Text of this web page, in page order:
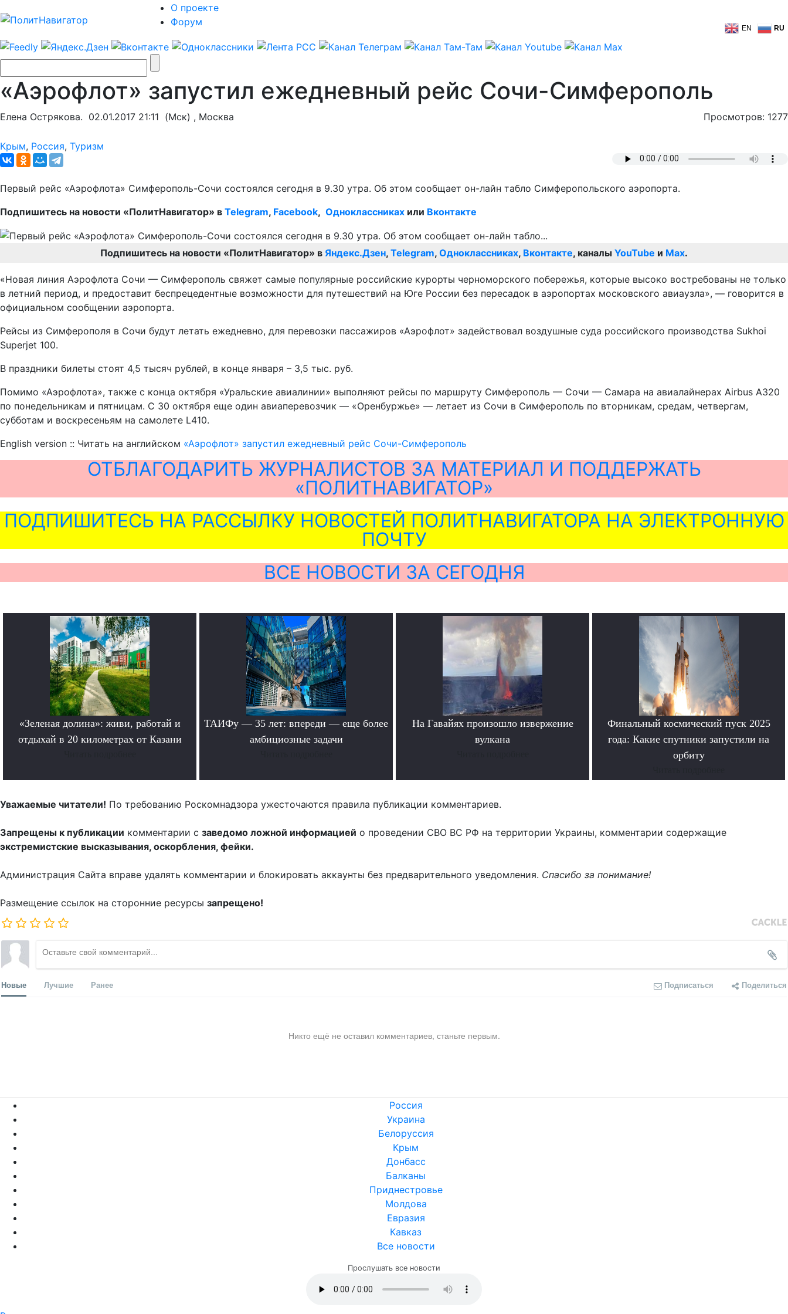
О проекте
Форум
EN RU
«Аэрофлот» запустил ежедневный рейс Сочи-Симферополь
Елена Острякова. 02.01.2017 21:11 (Мск) , Москва Просмотров: 1277
Крым, Россия, Туризм
Первый рейс «Аэрофлота» Симферополь-Сочи состоялся сегодня в 9.30 утра. Об этом сообщает он-лайн табло Симферопольского аэропорта.
Подпишитесь на новости «ПолитНавигатор» в Telegram, Facebook, Одноклассниках или Вконтакте
Подпишитесь на новости «ПолитНавигатор» в Яндекс.Дзен, Telegram, Одноклассниках, Вконтакте, каналы YouTube и Max.
«Новая линия Аэрофлота Сочи — Симферополь свяжет самые популярные российские курорты черноморского побережья, которые высоко востребованы не только
в летний период, и предоставит беспрецедентные возможности для путешествий на Юге России без пересадок в аэропортах московского авиаузла», — говорится в
официальном сообщении аэропорта.
Рейсы из Симферополя в Сочи будут летать ежедневно, для перевозки пассажиров «Аэрофлот» задействовал воздушные суда российского производства Sukhoi
Superjet 100.
В праздники билеты стоят 4,5 тысяч рублей, в конце января – 3,5 тыс. руб.
Помимо «Аэрофлота», также с конца октября «Уральские авиалинии» выполняют рейсы по маршруту Симферополь — Сочи — Самара на авиалайнерах Airbus A320
по понедельникам и пятницам. С 30 октября еще один авиаперевозчик — «Оренбуржье» — летает из Сочи в Симферополь по вторникам, средам, четвергам,
субботам и воскресеньям на самолете L410.
English version :: Читать на английском «Аэрофлот» запустил ежедневный рейс Сочи-Симферополь
ОТБЛАГОДАРИТЬ ЖУРНАЛИСТОВ ЗА МАТЕРИАЛ И ПОДДЕРЖАТЬ
«ПОЛИТНАВИГАТОР»
ПОДПИШИТЕСЬ НА РАССЫЛКУ НОВОСТЕЙ ПОЛИТНАВИГАТОРА НА ЭЛЕКТРОННУЮ
ПОЧТУ
ВСЕ НОВОСТИ ЗА СЕГОДНЯ
«Зеленая долина»: живи, работай и
отдыхай в 20 километрах от Казани
ТАИФу — 35 лет: впереди — еще более
амбициозные задачи
На Гавайях произошло извержение
вулкана
Финальный космический пуск 2025
года: Какие спутники запустили на
орбиту
Уважаемые читатели! По требованию Роскомнадзора ужесточаются правила публикации комментариев.
Запрещены к публикации комментарии с заведомо ложной информацией о проведении СВО ВС РФ на территории Украины, комментарии содержащие
экстремистские высказывания, оскорбления, фейки.
Администрация Сайта вправе удалять комментарии и блокировать аккаунты без предварительного уведомления. Спасибо за понимание!
Размещение ссылок на сторонние ресурсы запрещено!
Новые Лучшие Ранее Подписаться Поделиться
Никто ещё не оставил комментариев, станьте первым.
Россия
Украина
Белоруссия
Крым
Донбасс
Балканы
Приднестровье
Молдова
Евразия
Кавказ
Все новости
Прослушать все новости